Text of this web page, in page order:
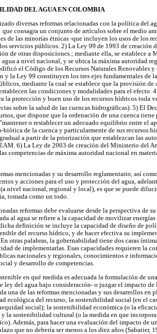
DEL AGUA EN COLOMBIA
diversas reformas relacionadas con la política del
consagra un conjunto de artículos sobre el medio
de las minorías étnicas -que incluyen los usos de los
servicios públicos. 2) La Ley 99 de 1993 de
de otras disposiciones.; mediante ella, se establece a
a nivel nacional, y se ubica la máxima autoridad
el Código de los Recursos Naturales Renovables
la Ley 99 constituyen los tres ejes fundamentales de
mediante la cual se establece que la provisión de
las condiciones y modalidades para el efecto.
la protección y buen uso de los recursos hídricos toda
sobre la salud de las cuencas hidrográficas). 5) El
que dispone que la ordenación de una cuenca
o restablecer un adecuado equilibrio entre el
de la cuenca y particularmente de sus recursos
a partir de la priorización que establezcan las
6) La Ley de 2003 de creación del Ministerio del
competencias de máxima autoridad nacional en
mencionadas y su desarrollo reglamentario, así
y acciones para el uso y protección del agua,
nivel nacional, regional y local), es que se puede
tomada como un todo.
reformas debe evaluarse desde la perspectiva de
al agua se refiere a la capacidad de movilizar
definición se incluye la capacidad de diseño de
del recurso hídrico, y de hacer efectiva su
otras palabras, la gobernabilidad tiene dos caras
de implementarlas. Esas capacidades requieren la
nacionales y regionales, conocimientos e
y desarrollo de competencias.
en qué medida es adecuada la formulación de
ley del agua bajo consideración- o juzgar el impacto
una de las reformas mencionadas y sus desarrollos en
ecológica del recurso; la sostenibilidad social (en el
social); la sostenibilidad económica (o la
la sostenibilidad cultural (o la medida en que incorpora
Además, para hacer una evaluación del impacto de
que no debería ser menos a los diez años (Sabatier,